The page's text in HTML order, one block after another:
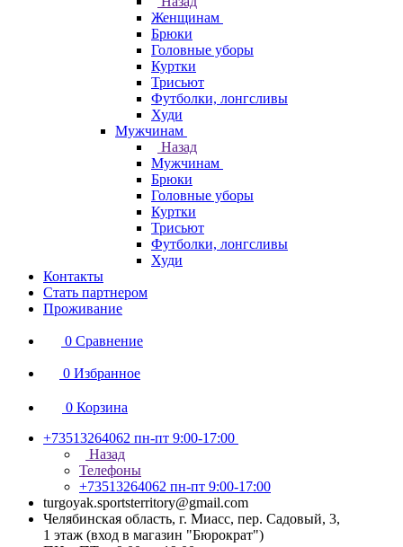
Женщинам
Брюки
Головные уборы
Куртки
Трисьют
Футболки, лонгсливы
Худи
Мужчинам
Назад
Мужчинам
Брюки
Головные уборы
Куртки
Трисьют
Футболки, лонгсливы
Худи
Контакты
Стать партнером
Проживание
0 Сравнение
0 Избранное
0 Корзина
+73513264062 пн-пт 9:00-17:00
Назад
Телефоны
+73513264062 пн-пт 9:00-17:00
turgoyak.sportsterritory@gmail.com
Челябинская область, г. Миасс, пер. Садовый, 3,
1 этаж (вход в магазин "Бюрократ")